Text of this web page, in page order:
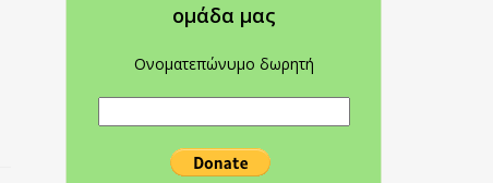
oμάδα μας
Ονοματεπώνυμο δωρητή